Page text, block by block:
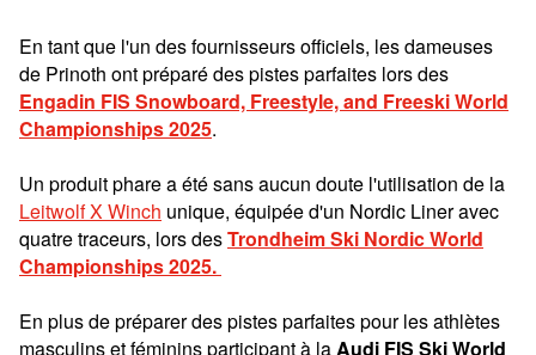
En tant que l'un des fournisseurs officiels, les dameuses
de Prinoth ont préparé des pistes parfaites lors des
Engadin FIS Snowboard, Freestyle, and Freeski World
Championships 2025.
Un produit phare a été sans aucun doute l'utilisation de la
Leitwolf X Winch unique, équipée d'un Nordic Liner avec
quatre traceurs, lors desTrondheim Ski Nordic World
Championships 2025.
En plus de préparer des pistes parfaites pour les athlètes
masculins et féminins participant à laAudi FIS Ski World